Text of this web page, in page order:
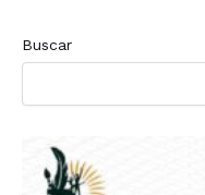
Buscar